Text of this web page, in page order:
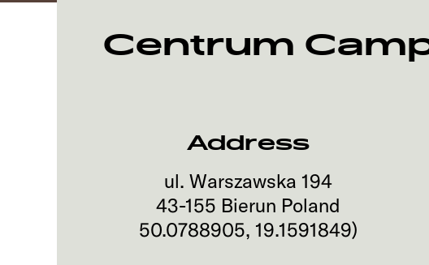
Centrum
Address
ul. Warszawska 194
43-155 Bierun Poland
50.0788905, 19.1591849)